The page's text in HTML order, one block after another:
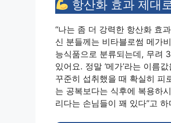
항산화 효과 제대
“나는 좀 더 강력한 항산화 효
신 분들께는 비타블로썸 메가
능식품으로 분류되는데, 무려
있어요. 정말 ‘메가’라는 이름
꾸준히 섭취했을 때 확실히 피
는 공복보다는 식후에 복용하
리다는 손님들이 꽤 있다”고